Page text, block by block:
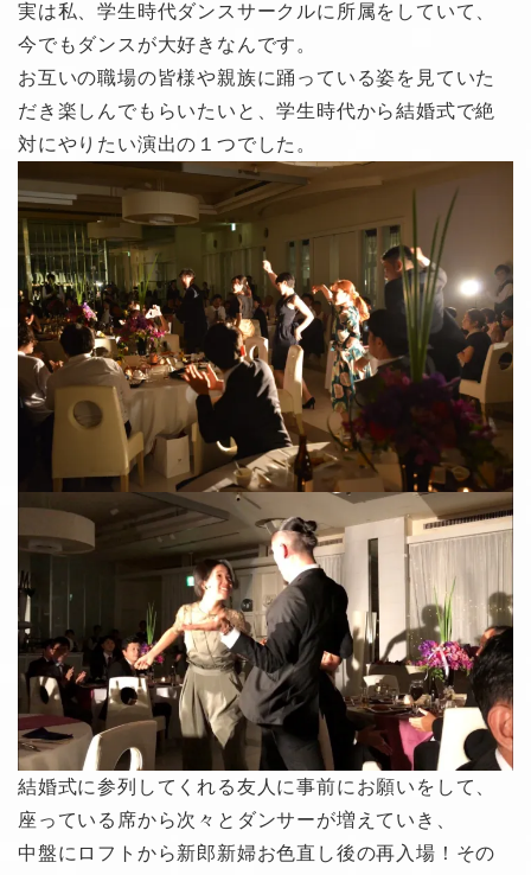
実は私、学生時代ダンスサークルに所属をしていて、
今でもダンスが大好きなんです。
お互いの職場の皆様や親族に踊っている姿を見ていた
だき楽しんでもらいたいと、学生時代から結婚式で絶
対にやりたい演出の１つでした。
結婚式に参列してくれる友人に事前にお願いをして、
座っている席から次々とダンサーが増えていき、
中盤にロフトから新郎新婦お色直し後の再入場！その